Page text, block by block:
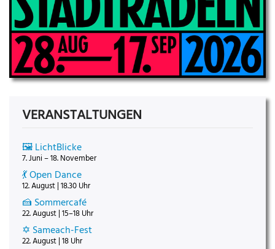
VERANSTALTUNGEN
🖼️ LichtBlicke
7. Juni – 18. November
💃 Open Dance
12. August | 18.30 Uhr
🍰 Sommercafé
22. August | 15–18 Uhr
✡️ Sameach-Fest
22. August | 18 Uhr